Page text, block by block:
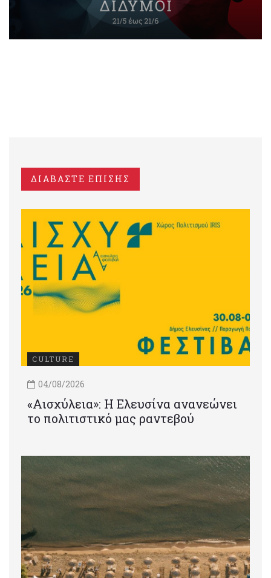
ΔΙΑΒΑΣΤΕ ΕΠΙΣΗΣ
CULTURE
04/08/2026
«Αισχύλεια»: Η Ελευσίνα ανανεώνει
το πολιτιστικό μας ραντεβού